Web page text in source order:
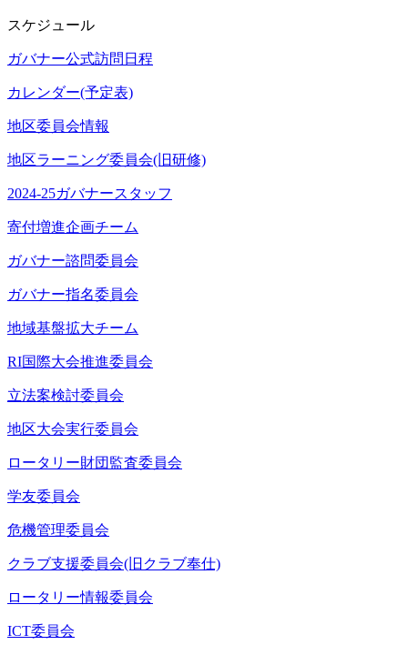
スケジュール
ガバナー公式訪問日程
カレンダー(予定表)
地区委員会情報
地区ラーニング委員会(旧研修)
2024-25ガバナースタッフ
寄付増進企画チーム
ガバナー諮問委員会
ガバナー指名委員会
地域基盤拡大チーム
RI国際大会推進委員会
立法案検討委員会
地区大会実行委員会
ロータリー財団監査委員会
学友委員会
危機管理委員会
クラブ支援委員会(旧クラブ奉仕)
ロータリー情報委員会
ICT委員会